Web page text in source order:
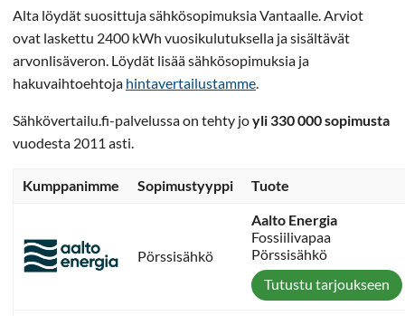
Alta löydät suosittuja sähkösopimuksia Vantaalle. Arviot
ovat laskettu 2400 kWh vuosikulutuksella ja sisältävät
arvonlisäveron. Löydät lisää sähkösopimuksia ja
hakuvaihtoehtoja hintavertailustamme
Sähkövertailu.fi-palvelussa on tehty joyli 330 000 sopimusta
vuodesta 2011 asti.
Kumppanimme Sopimustyyppi Tuote
Pörssisähkö
Aalto Energia
Fossiilivapaa
Pörssisähkö
Tutustu tarjoukseen